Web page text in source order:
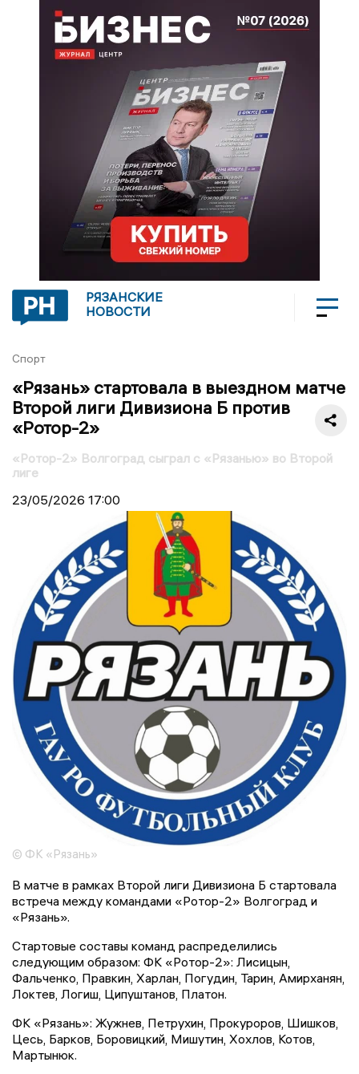
РЯЗАНСКИЕ
НОВОСТИ
Спорт
«Рязань» стартовала в выездном матче
Второй лиги Дивизиона Б против
«Ротор-2»
«Ротор-2» Волгоград сыграл с «Рязанью» во Второй
лиге
23/05/2026 17:00
© ФК «Рязань»
В матче в рамках Второй лиги Дивизиона Б стартовала
встреча между командами «Ротор-2» Волгоград и
«Рязань».
Стартовые составы команд распределились
следующим образом: ФК «Ротор-2»: Лисицын,
Фальченко, Правкин, Харлан, Погудин, Тарин, Амирханян,
Локтев, Логиш, Ципуштанов, Платон.
ФК «Рязань»: Жужнев, Петрухин, Прокуроров, Шишков,
Цесь, Барков, Боровицкий, Мишутин, Хохлов, Котов,
Мартынюк.